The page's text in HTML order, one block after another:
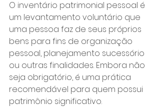
O inventário patrimonial pessoal é
um levantamento voluntário que
uma pessoa faz de seus próprios
bens para fins de organização
pessoal, planejamento sucessório
ou outras finalidades. Embora não
seja obrigatório, é uma prática
recomendável para quem possui
patrimônio significativo.